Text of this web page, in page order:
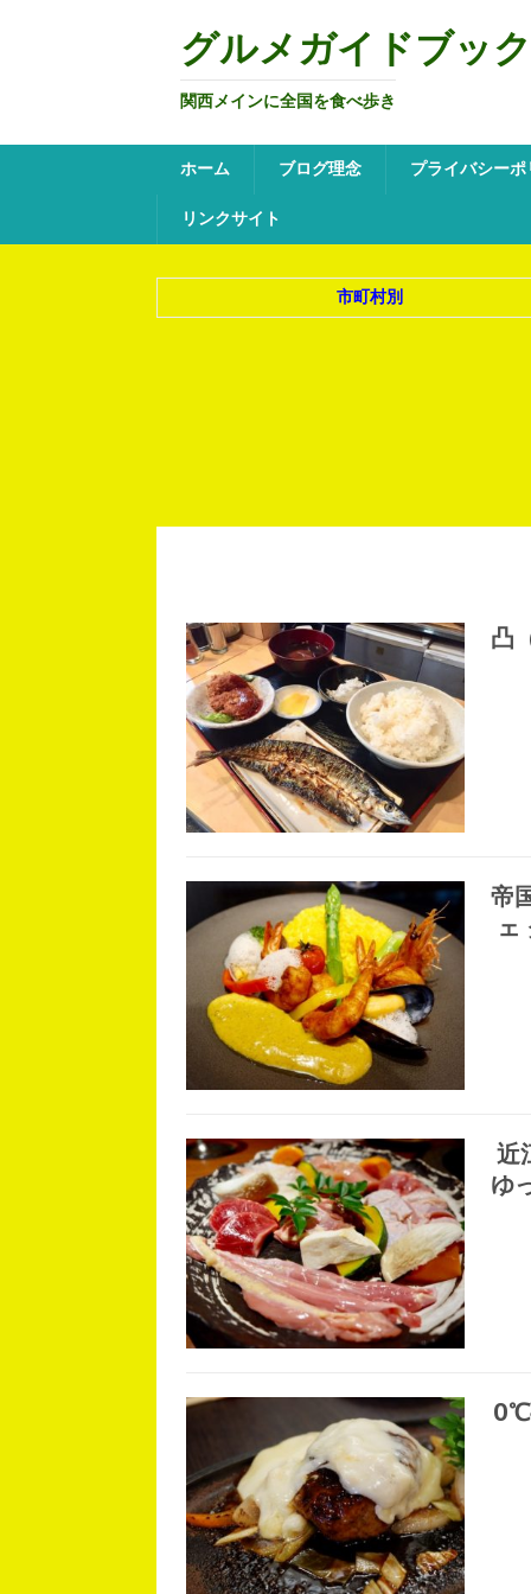
グルメガイドブック
関西メインに全国を食べ歩き
ホーム ブログ理念 プライバシー
リンクサイト
市町村別
凸
帝
ェ
近
ゆ
0℃